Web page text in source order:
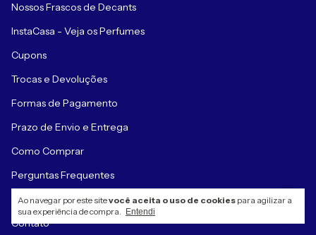
Ao navegar por este sitevocê aceita o uso de cookies para agilizar a
sua experiência de compra.
Entendi
Nossos Frascos de Decants
InstaCasa - Veja os Perfumes
Cupons
Trocas e Devoluções
Formas de Pagamento
Prazo de Envio e Entrega
Como Comprar
Perguntas Frequentes
Política de Privacidade
Contato